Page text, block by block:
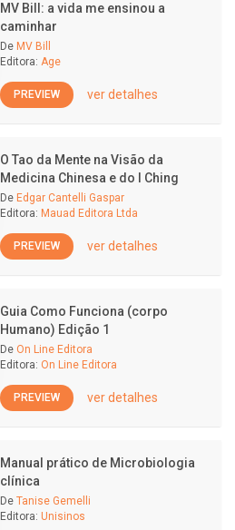
MV Bill: a vida me ensinou a
caminhar
De MV Bill
Editora: Age
PREVIEW ver detalhes
O Tao da Mente na Visão da
Medicina Chinesa e do I Ching
De Edgar Cantelli Gaspar
Editora: Mauad Editora Ltda
PREVIEW ver detalhes
Guia Como Funciona (corpo
Humano) Edição 1
De On Line Editora
Editora: On Line Editora
PREVIEW ver detalhes
Manual prático de Microbiologia
clínica
De Tanise Gemelli
Editora: Unisinos